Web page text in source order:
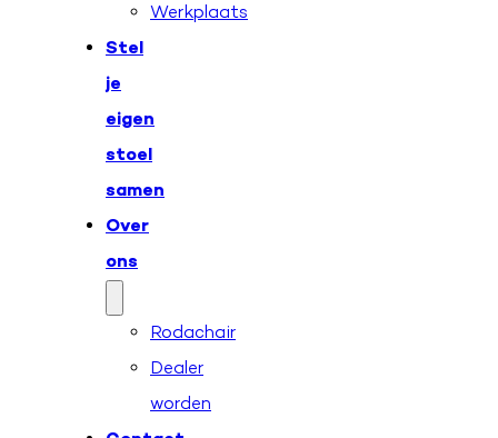
Werkplaats
Stel
je
eigen
stoel
samen
Over
ons
Rodachair
Dealer
worden